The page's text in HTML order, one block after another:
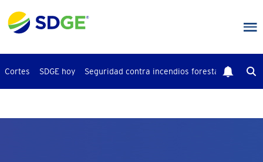
contenido
Cortes SDGE hoy Seguridad contra incendios forestales